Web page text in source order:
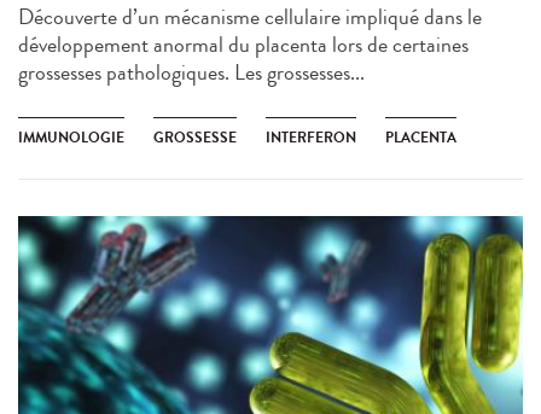
Découverte d’un mécanisme cellulaire impliqué dans le
développement anormal du placenta lors de certaines
grossesses pathologiques. Les grossesses...
IMMUNOLOGIE GROSSESSE INTERFERON PLACENTA